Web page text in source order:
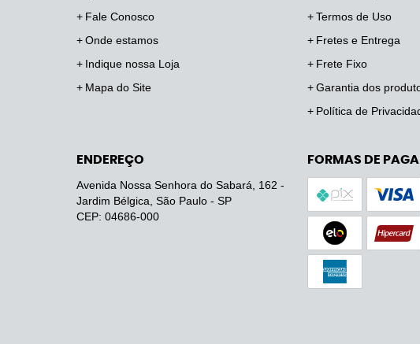
Fale Conosco
Onde estamos
Indique nossa Loja
Mapa do Site
Termos de Uso
Fretes e Entrega
Frete Fixo
Garantia dos
Política de
ENDEREÇO
Avenida Nossa Senhora do Sabará, 162 -
Jardim Bélgica, São Paulo - SP
CEP: 04686-000
FORMAS DE